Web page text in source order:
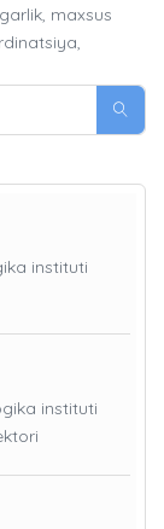
maxsus
instituti
instituti